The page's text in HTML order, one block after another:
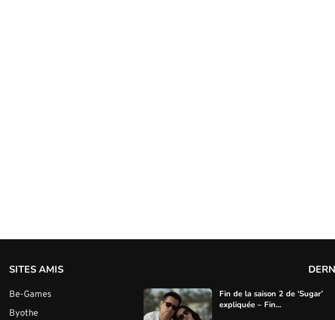
SITES AMIS
Be-Games
Byothe
Fin de la saison 2 de ‘Sugar’
expliquée – Fin...